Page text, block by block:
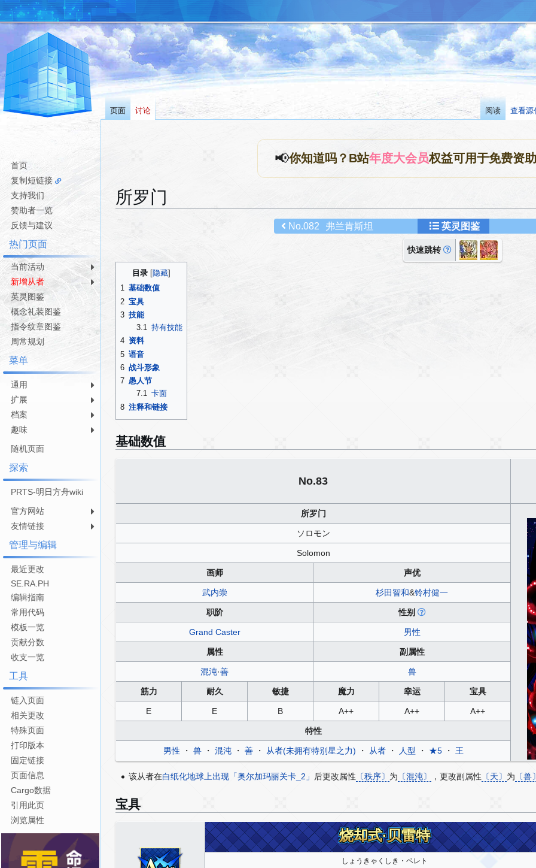
📢你知道吗？B站年度大会员权益可用于免费资
所罗门
导
搜
英灵图鉴
No.082 弗兰肯斯坦
快速跳转
目录
1 基础数值
2 宝具
3 技能
3.1 持有技能
4 资料
5 语音
6 战斗形象
7 愚人节
7.1 卡面
8 注释和链接
基础数值
No.83
所罗门
ソロモン
Solomon
画师 声优
武内崇 杉田智和&铃村健一
职阶 性别
Grand Caster 男性
属性 副属性
混沌·善 兽
筋力 耐久 敏捷 魔力 幸运 宝具
E E B A++ A++ A++
特性
男性 ・ 兽・ 混沌・ 善・ 从者(未拥有特别星之力) ・ 从者・ 人型 ・ ★5・ 王
该从者在白纸化地球上出现「奥尔加玛丽关卡_2」 后更改属性 〔秩序〕 为 〔混沌〕 ，更改副属性 〔天〕 为 〔兽
宝具
烧却式·贝雷特
烧却式·贝雷特
しょうきゃくしき・ベレト
页面 讨论 阅读 查看源
首页
复制短链接
支持我们
赞助者一览
反馈与建议
热门页面
当前活动
新增从者
英灵图鉴
概念礼装图鉴
指令纹章图鉴
周常规划
菜单
通用
扩展
档案
趣味
随机页面
探索
PRTS-明日方舟wiki
官方网站
友情链接
管理与编辑
最近更改
SE.RA.PH
编辑指南
常用代码
模板一览
贡献分数
收支一览
工具
链入页面
相关更改
特殊页面
打印版本
固定链接
页面信息
Cargo数据
引用此页
浏览属性